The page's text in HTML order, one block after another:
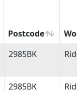
Postcode
Postcode
2985BK
2985BK